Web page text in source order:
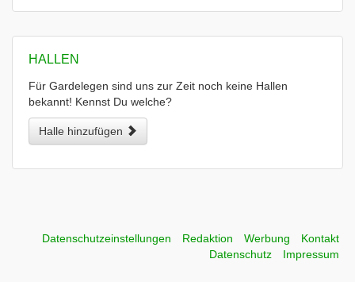
HALLEN
Für Gardelegen sind uns zur Zeit noch keine Hallen
bekannt! Kennst Du welche?
Halle hinzufügen
Datenschutzeinstellungen Redaktion Werbung
Kontakt
Datenschutz
Impressum